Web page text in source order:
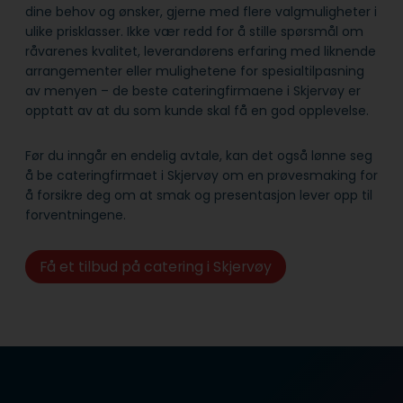
dine behov og ønsker, gjerne med flere valgmuligheter i
ulike prisklasser. Ikke vær redd for å stille spørsmål om
råvarenes kvalitet, leverandørens erfaring med liknende
arrangementer eller mulighetene for spesialtilpasning
av menyen – de beste cateringfirmaene i Skjervøy er
opptatt av at du som kunde skal få en god opplevelse.
Før du inngår en endelig avtale, kan det også lønne seg
å be cateringfirmaet i Skjervøy om en prøvesmaking for
å forsikre deg om at smak og presentasjon lever opp til
forventningene.
Få et tilbud på catering i Skjervøy